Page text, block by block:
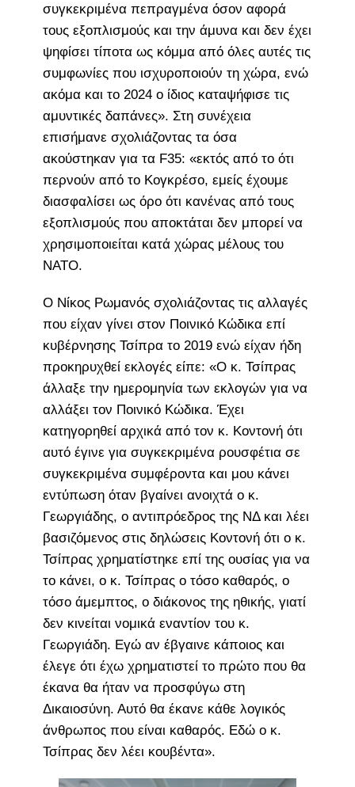
συγκεκριμένα πεπραγμένα όσον αφορά
τους εξοπλισμούς και την άμυνα και δεν έχει
ψηφίσει τίποτα ως κόμμα από όλες αυτές τις
συμφωνίες που ισχυροποιούν τη χώρα, ενώ
ακόμα και το 2024 ο ίδιος καταψήφισε τις
αμυντικές δαπάνες». Στη συνέχεια
επισήμανε σχολιάζοντας τα όσα
ακούστηκαν για τα F35: «εκτός από το ότι
περνούν από το Κογκρέσο, εμείς έχουμε
διασφαλίσει ως όρο ότι κανένας από τους
εξοπλισμούς που αποκτάται δεν μπορεί να
χρησιμοποιείται κατά χώρας μέλους του
ΝΑΤΟ.
Ο Νίκος Ρωμανός σχολιάζοντας τις αλλαγές
που είχαν γίνει στον Ποινικό Κώδικα επί
κυβέρνησης Τσίπρα το 2019 ενώ είχαν ήδη
προκηρυχθεί εκλογές είπε: «Ο κ. Τσίπρας
άλλαξε την ημερομηνία των εκλογών για να
αλλάξει τον Ποινικό Κώδικα. Έχει
κατηγορηθεί αρχικά από τον κ. Κοντονή ότι
αυτό έγινε για συγκεκριμένα ρουσφέτια σε
συγκεκριμένα συμφέροντα και μου κάνει
εντύπωση όταν βγαίνει ανοιχτά ο κ.
Γεωργιάδης, ο αντιπρόεδρος της ΝΔ και λέει
βασιζόμενος στις δηλώσεις Κοντονή ότι ο κ.
Τσίπρας χρηματίστηκε επί της ουσίας για να
το κάνει, ο κ. Τσίπρας ο τόσο καθαρός, ο
τόσο άμεμπτος, ο διάκονος της ηθικής, γιατί
δεν κινείται νομικά εναντίον του κ.
Γεωργιάδη. Εγώ αν έβγαινε κάποιος και
έλεγε ότι έχω χρηματιστεί το πρώτο που θα
έκανα θα ήταν να προσφύγω στη
Δικαιοσύνη. Αυτό θα έκανε κάθε λογικός
άνθρωπος που είναι καθαρός. Εδώ ο κ.
Τσίπρας δεν λέει κουβέντα».